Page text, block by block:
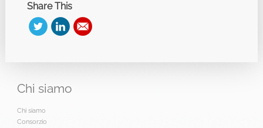
Share This
Chi siamo
Chi siamo
Consorzio